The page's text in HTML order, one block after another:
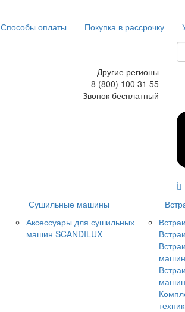
Способы оплаты Покупка в рассрочку
Другие регионы
8 (800) 100 31 55
Звонок бесплатный
Сушильные машины
Аксессуары для сушильных
машин SCANDILUX